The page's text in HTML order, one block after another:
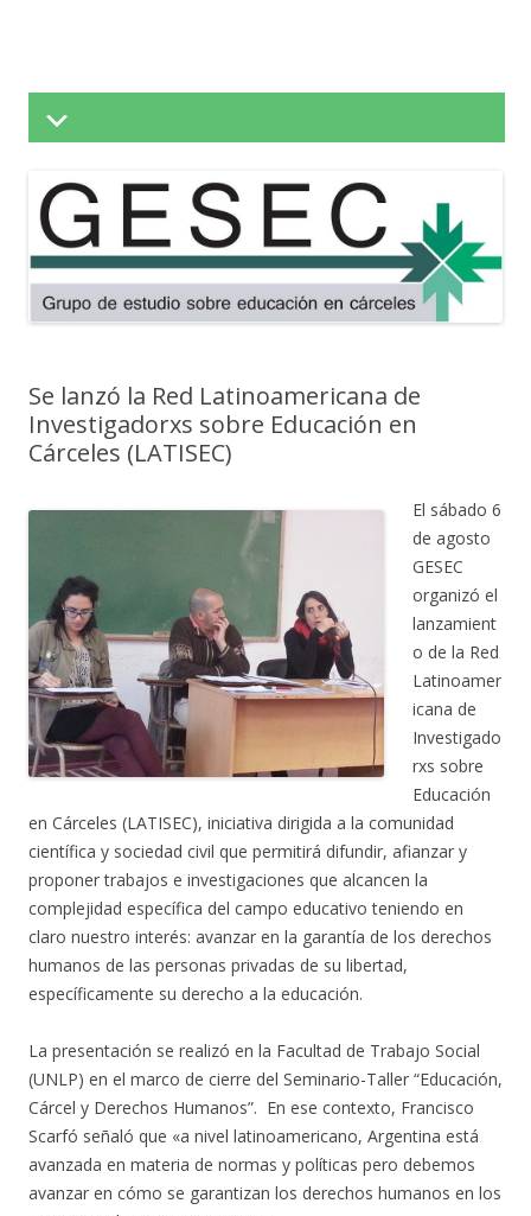
Saltar
Se lanzó la Red Latinoamericana de
Investigadorxs sobre Educación en
Cárceles (LATISEC)
El sábado 6
de agosto
GESEC
organizó el
lanzamient
o de la Red
Latinoamer
icana de
Investigado
rxs sobre
Educación
en Cárceles (LATISEC), iniciativa dirigida a la comunidad
científica y sociedad civil que permitirá difundir, afianzar y
proponer trabajos e investigaciones que alcancen la
complejidad específica del campo educativo teniendo en
claro nuestro interés: avanzar en la garantía de los derechos
humanos de las personas privadas de su libertad,
específicamente su derecho a la educación.
La presentación se realizó en la Facultad de Trabajo Social
(UNLP) en el marco de cierre del Seminario-Taller “Educación,
Cárcel y Derechos Humanos”. En ese contexto, Francisco
Scarfó señaló que «a nivel latinoamericano, Argentina está
avanzada en materia de normas y políticas pero debemos
avanzar en cómo se garantizan los derechos humanos en los